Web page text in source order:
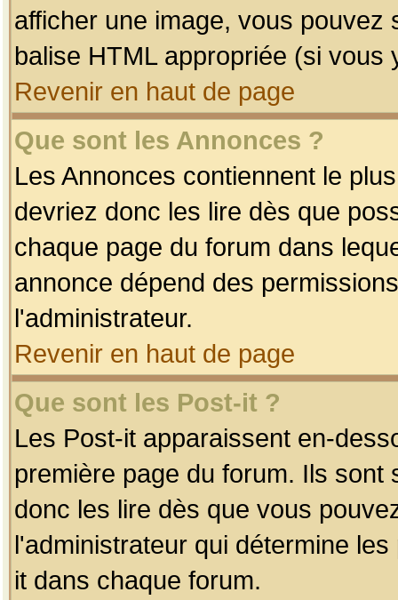
afficher une image, vous pouvez
balise HTML appropriée (si vous
Revenir en haut de page
Que sont les Annonces ?
Les Annonces contiennent le
devriez donc les lire dès que
chaque page du forum dans
annonce dépend des
l'administrateur.
Revenir en haut de page
Que sont les Post-it ?
Les Post-it apparaissent en-
première page du forum. Ils
donc les lire dès que vous
l'administrateur qui détermine
it dans chaque forum.